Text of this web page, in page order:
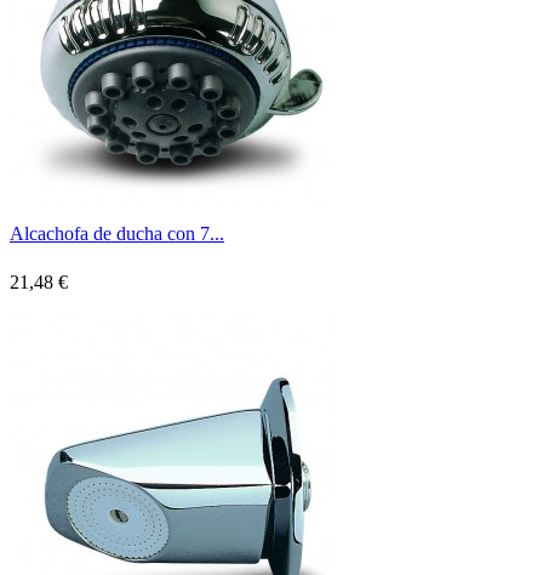
Alcachofa de ducha con 7...
21,48 €